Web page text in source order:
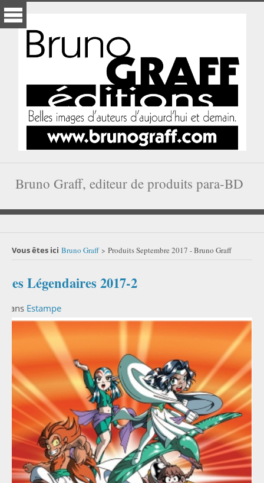
Bruno Graff, editeur de produits para-BD
Vous êtes ici Bruno Graff > Produits Septembre 2017 - Bruno Graff
Les Légendaires 2017-2
Dans Estampe